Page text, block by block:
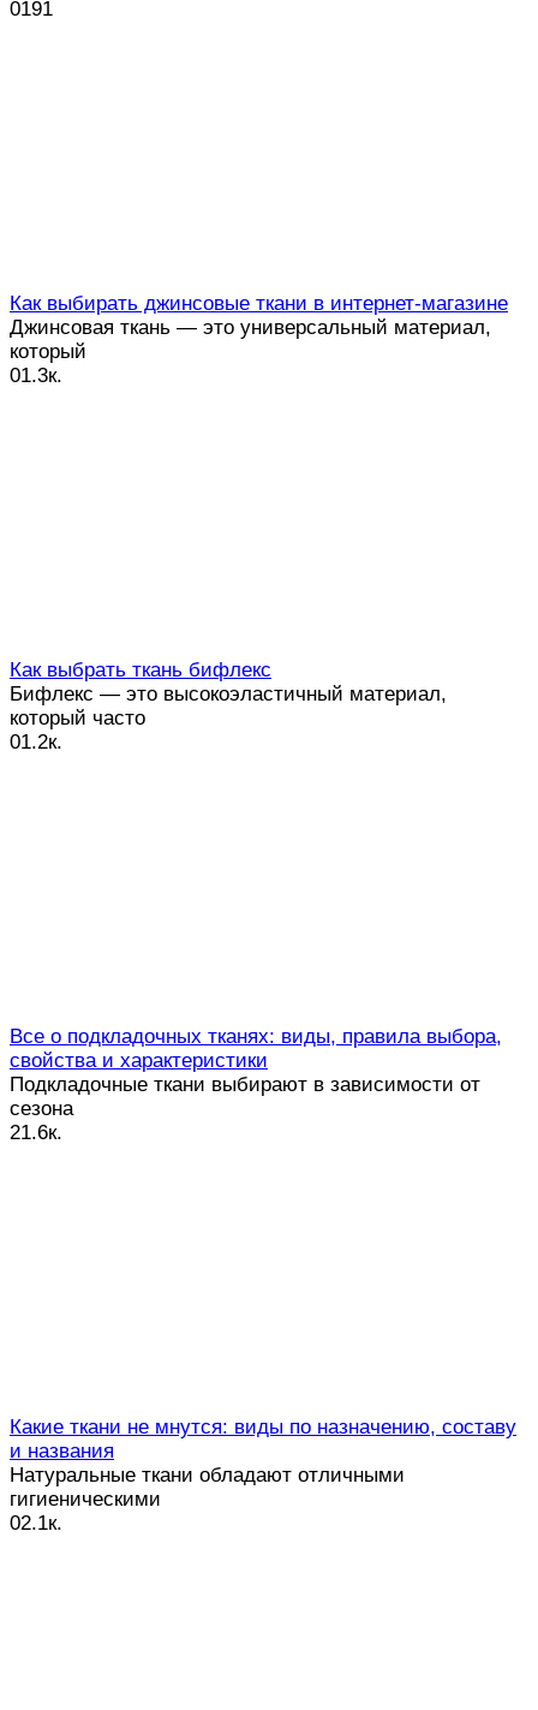
0191
Как выбирать джинсовые ткани в интернет-магазине
Джинсовая ткань — это универсальный материал,
который
01.3к.
Как выбрать ткань бифлекс
Бифлекс — это высокоэластичный материал,
который часто
01.2к.
Все о подкладочных тканях: виды, правила выбора,
свойства и характеристики
Подкладочные ткани выбирают в зависимости от
сезона
21.6к.
Какие ткани не мнутся: виды по назначению, составу
и названия
Натуральные ткани обладают отличными
гигиеническими
02.1к.